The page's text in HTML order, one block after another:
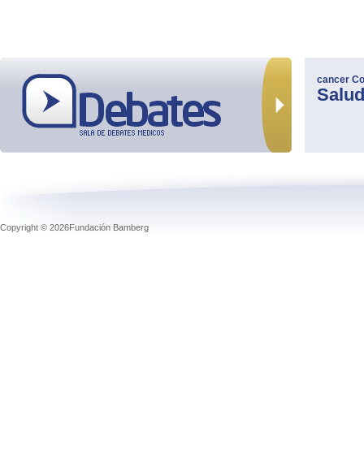
cancer
Salud
Copyright © 2026Fundación Bamberg